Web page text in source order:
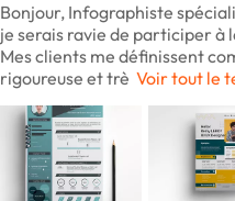
Bonjour, Infographiste
je serais ravie de participer à
Mes clients me définissent
rigoureuse et trè Voir tout le